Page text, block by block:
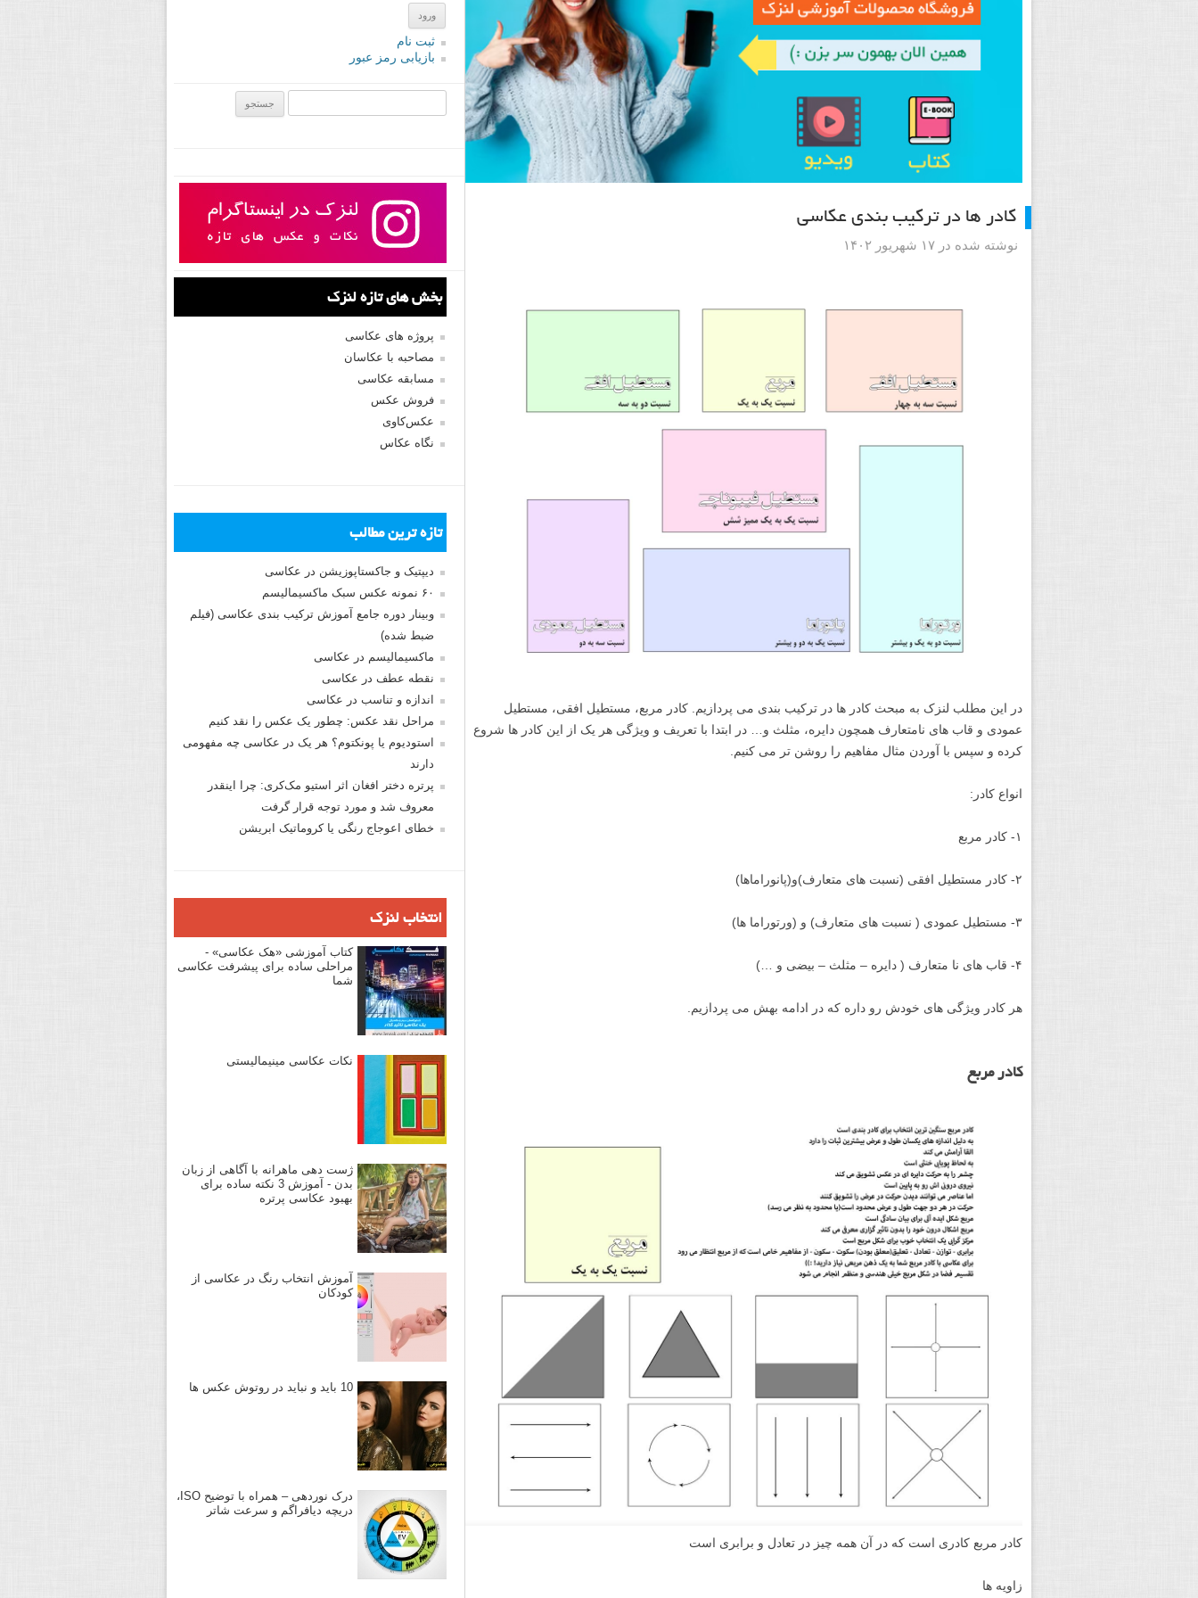
کادر ها در ترکیب بندی عکاسی
نوشته شده در ۱۷ شهریور ۱۴۰۲
در این مطلب لنزک به مبحث کادر ها در ترکیب بندی می پردازیم. کادر مربع، مستطیل افقی، مستطیل
عمودی و قاب های نامتعارف همچون دایره، مثلث و… در ابتدا با تعریف و ویژگی هر یک از این کادر ها شروع
کرده و سپس با آوردن مثال مفاهیم را روشن تر می کنیم.
انواع کادر:
۱- کادر مربع
۲- کادر مستطیل افقی (نسبت های متعارف)و(پانوراماها)
۳- مستطیل عمودی ( نسبت های متعارف) و (ورتوراما ها)
۴- قاب های نا متعارف ( دایره – مثلث – بیضی و …)
هر کادر ویژگی های خودش رو داره که در ادامه بهش می پردازیم.
کادر مربع
کادر مربع کادری است که در آن همه چیز در تعادل و برابری است
زاویه ها
ثبت نام
بازیابی رمز عبور
بخش های تازه لنزک
پروژه های عکاسی
مصاحبه با عکاسان
مسابقه عکاسی
فروش عکس
عکس‌کاوی
نگاه عکاس
تازه ترین مطالب
دیپتیک و جاکستا‌پوزیشن در عکاسی
۶۰ نمونه عکس سبک ماکسیمالیسم
وبینار دوره جامع آموزش ترکیب بندی عکاسی (فیلم
ضبط شده)
ماکسیمالیسم در عکاسی
نقطه عطف در عکاسی
اندازه و تناسب در عکاسی
مراحل نقد عکس: چطور یک عکس را نقد کنیم
استودیوم یا پونکتوم؟ هر یک در عکاسی چه مفهومی
دارند
پرتره دختر افغان اثر استیو مک‌کری: چرا اینقدر
معروف شد و مورد توجه قرار گرفت
خطای اعوجاج رنگی یا کروماتیک ابریشن
انتخاب لنزک
کتاب آموزشی «هک عکاسی» -
مراحلی ساده برای پیشرفت عکاسی
شما
نکات عکاسی مینیمالیستی
ژست دهی ماهرانه با آگاهی از زبان
بدن - آموزش 3 نکته ساده برای
بهبود عکاسی پرتره
آموزش انتخاب رنگ در عکاسی از
کودکان
10 باید و نباید در روتوش عکس ها
درک نوردهی – همراه با توضیح ISO،
دریچه دیافراگم و سرعت شاتر